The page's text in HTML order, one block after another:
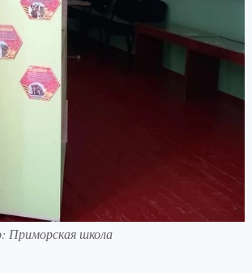
Приморская школа